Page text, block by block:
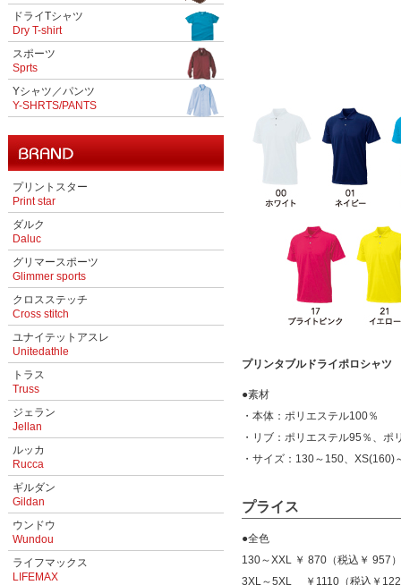
ドライTシャツ
Dry T-shirt
スポーツ
Sprts
Yシャツ／パンツ
Y-SHRTS/PANTS
プリントスター
Print star
ダルク
Daluc
グリマースポーツ
Glimmer sports
クロスステッチ
Cross stitch
ユナイテットアスレ
Unitedathle
トラス
Truss
ジェラン
Jellan
ルッカ
Rucca
ギルダン
Gildan
ウンドウ
Wundou
ライフマックス
LIFEMAX
プリンタブルドライポロシャツ
●素材
・本体：ポリエステル100％
・リブ：ポリエステル95％、ポ
・サイズ：130～150、XS(160)
プライス
●全色
130～XXL ￥ 870（税込￥ 957）
3XL～5XL ￥1110（税込￥